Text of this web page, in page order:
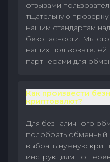
отзывами
тщательную проверку
нашим стандартам
безопасности. Мы
наших
партнерами для
Как произвести
криптовалют?
Для безналичного
подобрать обменный
выбрать нужную
инструкциям по